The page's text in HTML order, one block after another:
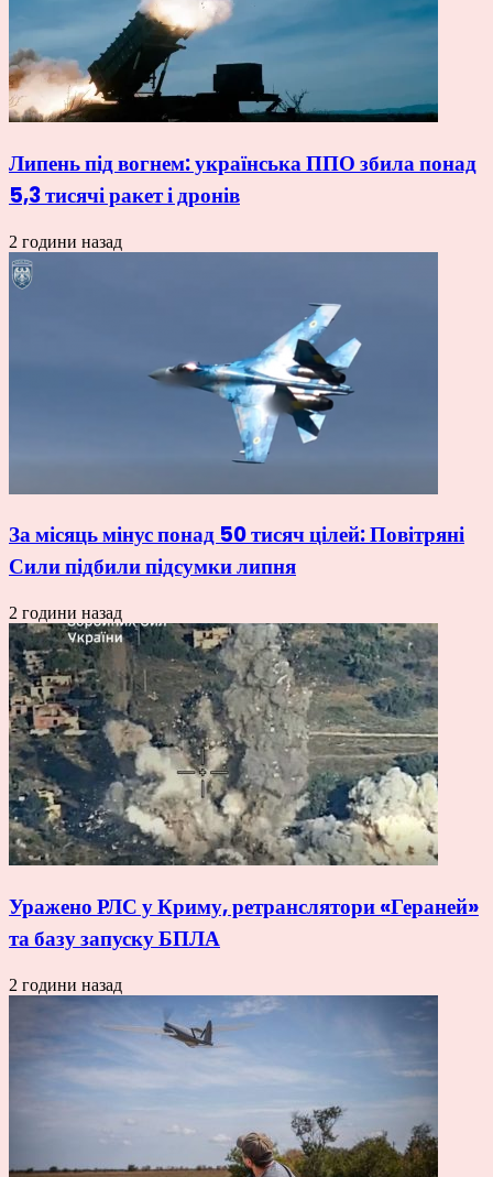
Липень під вогнем: українська ППО збила понад
5,3 тисячі ракет і дронів
2 години назад
За місяць мінус понад 50 тисяч цілей: Повітряні
Сили підбили підсумки липня
2 години назад
Уражено РЛС у Криму, ретранслятори «Гераней»
та базу запуску БПЛА
2 години назад